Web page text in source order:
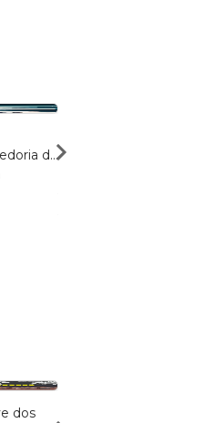
doPrincípio ao Fim do Livro ao
dos